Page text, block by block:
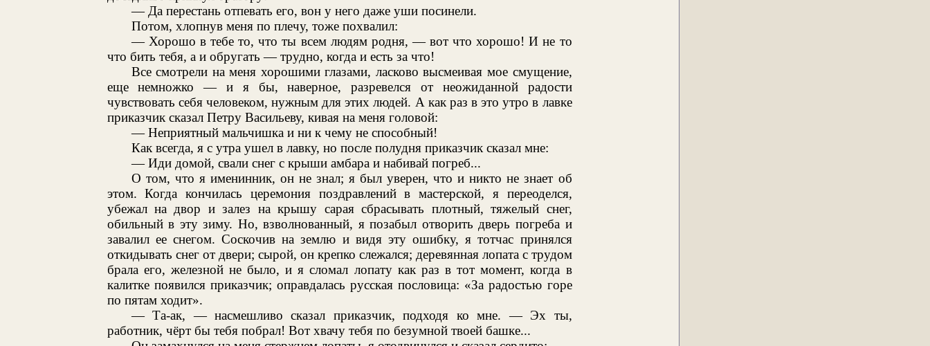
— Да перестань отпевать его, вон у него даже уши посинели.
Потом, хлопнув меня по плечу, тоже похвалил:
— Хорошо в тебе то, что ты всем людям родня, — вот что хорошо! И не то
что бить тебя, а и обругать — трудно, когда и есть за что!
Все смотрели на меня хорошими глазами, ласково высмеивая мое смущение,
еще немножко — и я бы, наверное, разревелся от неожиданной радости
чувствовать себя человеком, нужным для этих людей. А как раз в это утро в лавке
приказчик сказал Петру Васильеву, кивая на меня головой:
— Неприятный мальчишка и ни к чему не способный!
Как всегда, я с утра ушел в лавку, но после полудня приказчик сказал мне:
— Иди домой, свали снег с крыши амбара и набивай погреб...
О том, что я именинник, он не знал; я был уверен, что и никто не знает об
этом. Когда кончилась церемония поздравлений в мастерской, я переоделся,
убежал на двор и залез на крышу сарая сбрасывать плотный, тяжелый снег,
обильный в эту зиму. Но, взволнованный, я позабыл отворить дверь погреба и
завалил ее снегом. Соскочив на землю и видя эту ошибку, я тотчас принялся
откидывать снег от двери; сырой, он крепко слежался; деревянная лопата с трудом
брала его, железной не было, и я сломал лопату как раз в тот момент, когда в
калитке появился приказчик; оправдалась русская пословица: «За радостью горе
по пятам ходит».
— Та-ак, — насмешливо сказал приказчик, подходя ко мне. — Эх ты,
работник, чёрт бы тебя побрал! Вот хвачу тебя по безумной твоей башке...